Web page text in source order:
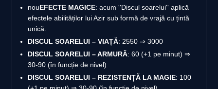
nouEFECTE MAGICE: acum ''Discul soarelui'' aplică
efectele abilităților lui Azir sub formă de vrajă cu țintă
unică.
DISCUL SOARELUI – VIAȚĂ: 2550 ⇒ 3000
DISCUL SOARELUI – ARMURĂ: 60 (+1 pe minut) ⇒
30-90 (în funcție de nivel)
DISCUL SOARELUI – REZISTENȚĂ LA MAGIE: 100